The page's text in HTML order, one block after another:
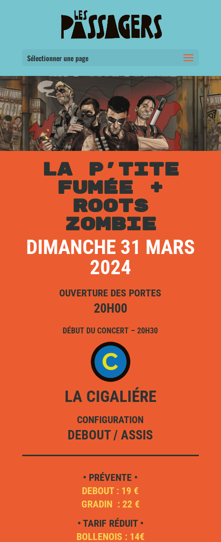
Sélectionner une page
LA P’TITE
FUMÉE +
ROOTS
ZOMBIE
DIMANCHE 31 MARS
2024
OUVERTURE DES PORTES
20H00
DÉBUT DU CONCERT – 20H30
LA CIGALIÉRE
CONFIGURATION
DEBOUT / ASSIS
• PRÉVENTE •
DEBOUT : 19 €
GRADIN : 22 €
• TARIF RÉDUIT •
BOLLENOIS : 14€